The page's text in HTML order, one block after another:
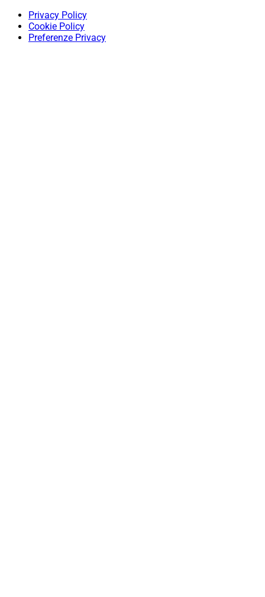
Privacy Policy
Cookie Policy
Preferenze Privacy